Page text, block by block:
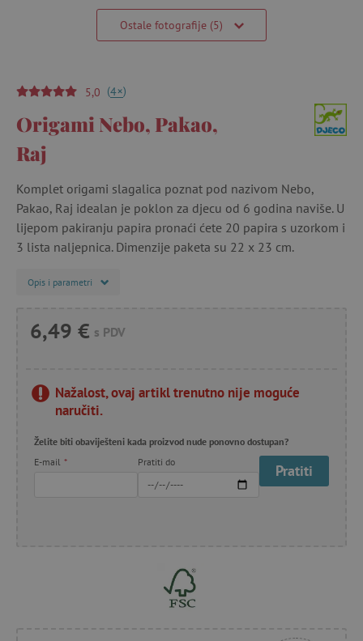
Ostale fotografije (5)
5,0 (4+)
Origami Nebo, Pakao,
Raj
Komplet origami slagalica poznat pod nazivom Nebo,
Pakao, Raj idealan je poklon za djecu od 6 godina naviše. U
lijepom pakiranju papira pronaći ćete 20 papira s uzorkom i
3 lista naljepnica. Dimenzije paketa su 22 x 23 cm.
Opis i parametri
6,49 € s PDV
Nažalost, ovaj artikl trenutno nije moguće
naručiti.
Želite biti obaviješteni kada proizvod nude ponovno dostupan?
E-mail * Pratiti do Pratiti